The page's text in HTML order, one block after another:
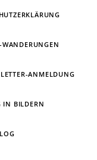
WANDERUNGEN
ANMELDUNG
IN BILDERN